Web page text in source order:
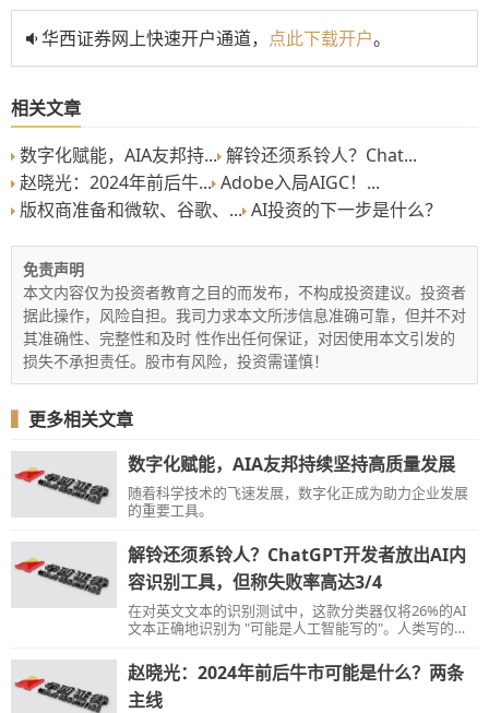
华西证券网上快速开户通道， 点此下载开户。
相关文章
数字化赋能，AIA友邦持... 解铃还须系铃人？Chat...
赵晓光：2024年前后牛... Adobe入局AIGC！...
版权商准备和微软、谷歌、... AI投资的下一步是什么？
免责声明
本文内容仅为投资者教育之目的而发布，不构成投资建议。投资者
据此操作，风险自担。我司力求本文所涉信息准确可靠，但并不对
其准确性、完整性和及时 性作出任何保证，对因使用本文引发的
损失不承担责任。股市有风险，投资需谨慎！
▍ 更多相关文章
数字化赋能，AIA友邦持续坚持高质量发展
随着科学技术的飞速发展，数字化正成为助力企业发展
的重要工具。
解铃还须系铃人？ChatGPT开发者放出AI内
容识别工具，但称失败率高达3/4
在对英文文本的识别测试中，这款分类器仅将26%的AI
文本正确地识别为 "可能是人工智能写的"。人类写的文
赵晓光：2024年前后牛市可能是什么？两条
主线